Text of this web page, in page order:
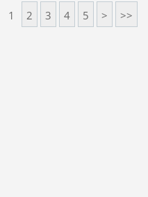
1 2 3 4 5 > >>